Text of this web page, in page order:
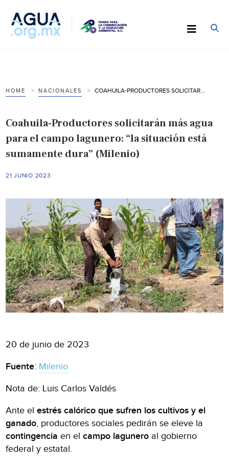
HOME NACIONALES
Coahuila-Productores solicitarán más agua
para el campo lagunero: “la situación está
sumamente dura” (Milenio)
21 JUNIO 2023
20 de junio de 2023
Fuente: Milenio
Nota de: Luis Carlos Valdés
Ante elestrés calórico que sufren los cultivos y el
ganado, productores sociales pedirán se eleve la
contingencia en elcampo lagunero al gobierno
federal y estatal.